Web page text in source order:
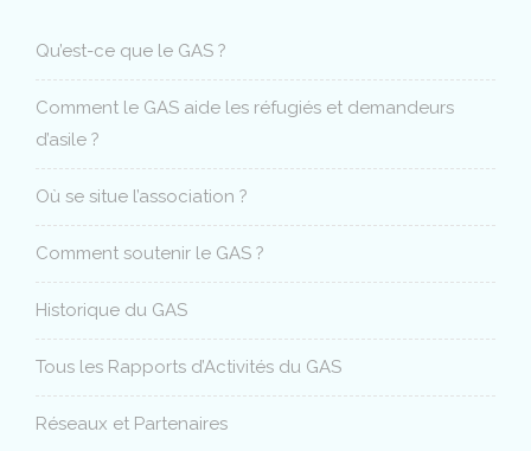
Qu’est-ce que le GAS ?
Comment le GAS aide les réfugiés et demandeurs
d’asile ?
Où se situe l’association ?
Comment soutenir le GAS ?
Historique du GAS
Tous les Rapports d’Activités du GAS
Réseaux et Partenaires